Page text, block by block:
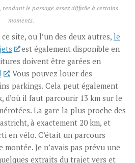
le passage assez difficile à certains
moments.
site, ou l’un des deux autres, le
est également disponible en
doivent être garées en
. Vous pouvez louer des
parkings. Cela peut également
d’où il faut parcourir 13 km sur le
La gare la plus proche des
à exactement 20 km, et
en vélo. C’était un parcours
montée. Je n’avais pas prévu une
extraits du trajet vers et